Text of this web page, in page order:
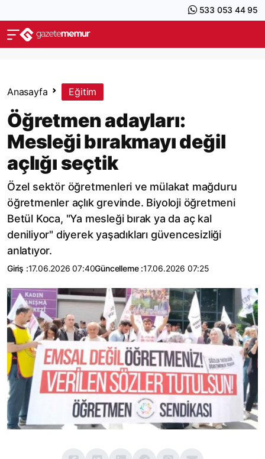
533 053 44 95
Anasayfa Eğitim
Öğretmen adayları:
Mesleği bırakmayı değil
açlığı seçtik
Özel sektör öğretmenleri ve mülakat mağduru
öğretmenler açlık grevinde. Biyoloji öğretmeni
Betül Koca, "Ya mesleği bırak ya da aç kal
deniliyor" diyerek yaşadıkları güvencesizliği
anlatıyor.
Giriş :17.06.2026 07:40Güncelleme :17.06.2026 07:25